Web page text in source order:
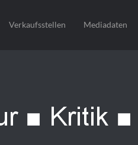
Verkaufsstellen Mediadaten